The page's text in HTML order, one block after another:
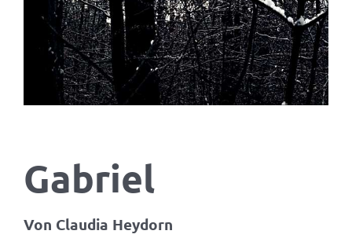
Gabriel
Von Claudia Heydorn